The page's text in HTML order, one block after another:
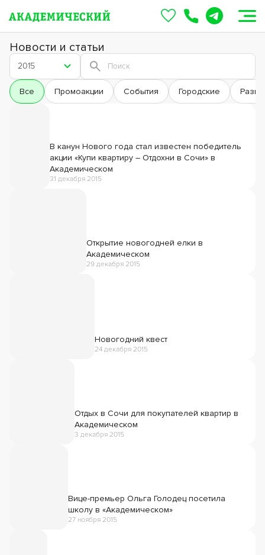
Новости и статьи
2015
Все Промоакции События Городские
В канун Нового года стал известен победитель
акции «Купи квартиру – Отдохни в Сочи» в
Академическом
31 декабря 2015
Открытие новогодней елки в
Академическом
29 декабря 2015
Новогодний квест
24 декабря 2015
Отдых в Сочи для покупателей квартир в
Академическом
3 декабря 2015
Вице-премьер Ольга Голодец посетила
школу в «Академическом»
27 ноября 2015